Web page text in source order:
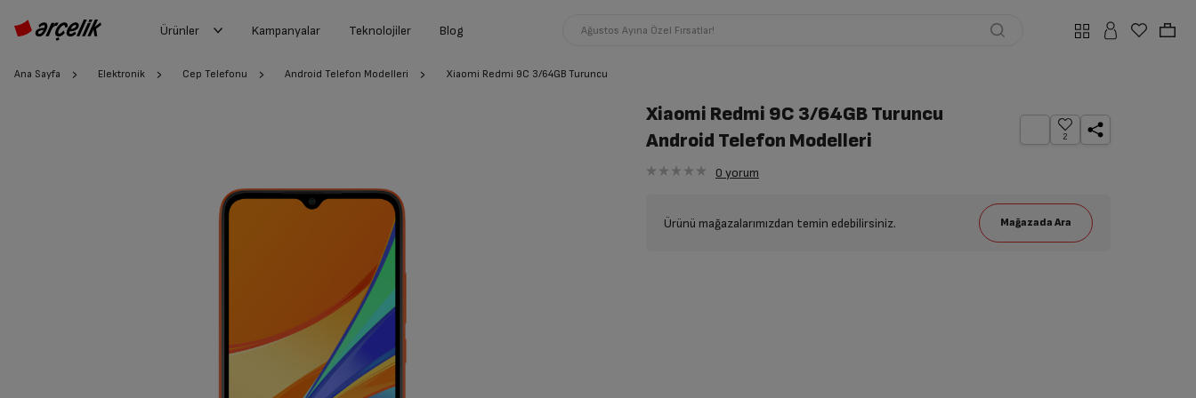
Ürünler Kampanyalar Teknolojiler Blog Ağustos Ayına Özel Fırsatlar!
Ana Sayfa Elektronik Cep Telefonu Android Telefon Modelleri Xiaomi Redmi 9C 3/64GB Turuncu
Xiaomi Redmi 9C 3/64GB Turuncu
Android Telefon Modelleri
2
0 yorum
Ürünü mağazalarımızdan temin edebilirsiniz.